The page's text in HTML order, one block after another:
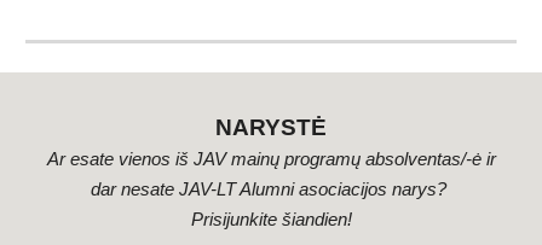
NARYSTĖ
Ar esate vienos iš JAV mainų programų absolventas/-ė ir
dar nesate JAV-LT Alumni asociacijos narys?
Prisijunkite šiandien!